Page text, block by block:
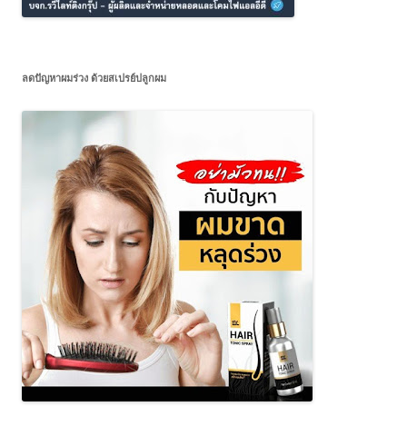
ลดปัญหาผมร่วง ด้วยสเปรย์ปลูกผม